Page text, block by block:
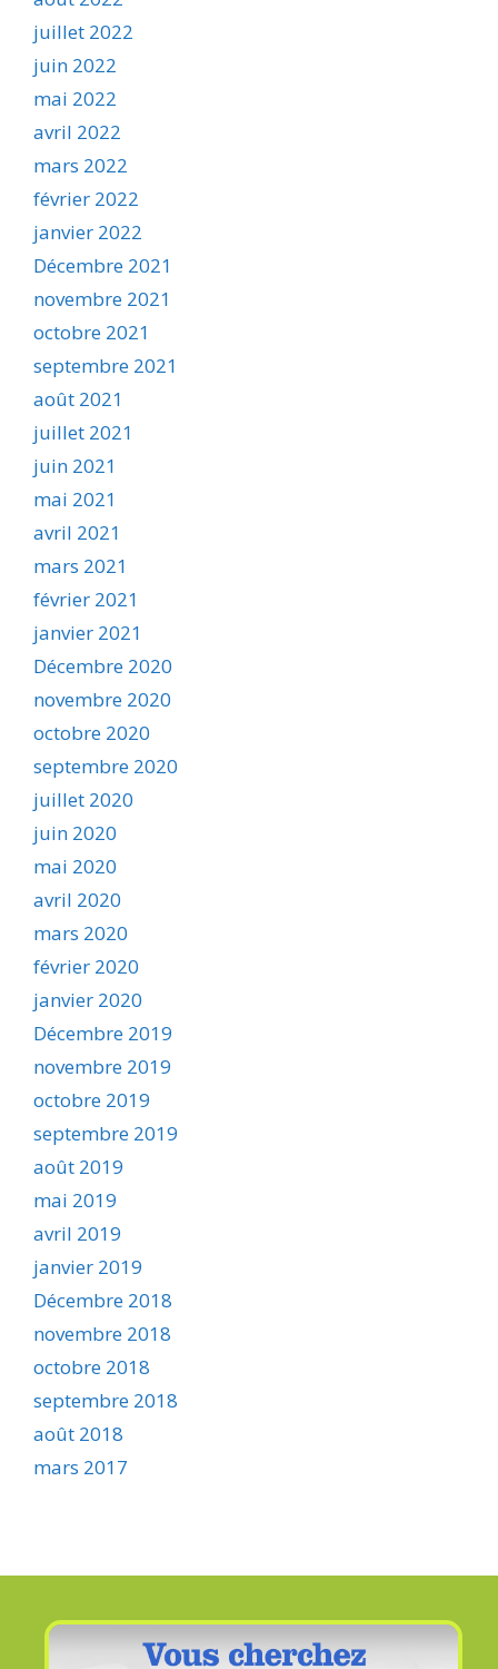
juillet 2022
juin 2022
mai 2022
avril 2022
mars 2022
février 2022
janvier 2022
Décembre 2021
novembre 2021
octobre 2021
septembre 2021
août 2021
juillet 2021
juin 2021
mai 2021
avril 2021
mars 2021
février 2021
janvier 2021
Décembre 2020
novembre 2020
octobre 2020
septembre 2020
juillet 2020
juin 2020
mai 2020
avril 2020
mars 2020
février 2020
janvier 2020
Décembre 2019
novembre 2019
octobre 2019
septembre 2019
août 2019
mai 2019
avril 2019
janvier 2019
Décembre 2018
novembre 2018
octobre 2018
septembre 2018
août 2018
mars 2017